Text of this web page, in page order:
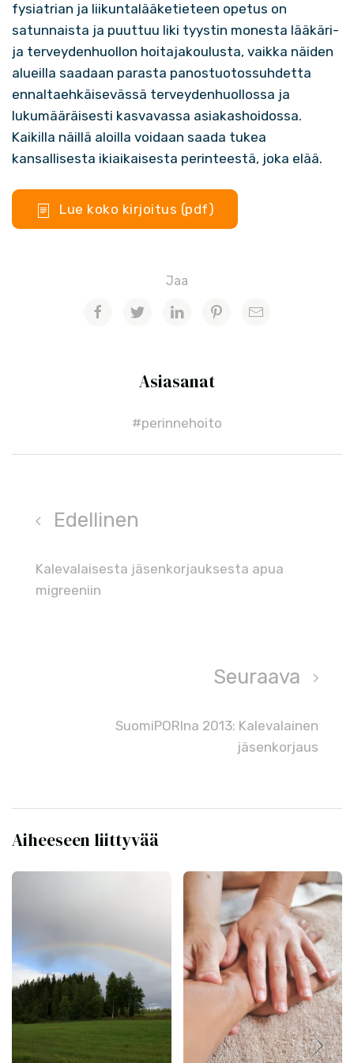
fysiatrian ja liikuntalääketieteen opetus on
satunnaista ja puuttuu liki tyystin monesta lääkäri-
ja terveydenhuollon hoitajakoulusta, vaikka näiden
alueilla saadaan parasta panostuotossuhdetta
ennaltaehkäisevässä terveydenhuollossa ja
lukumääräisesti kasvavassa asiakashoidossa.
Kaikilla näillä aloilla voidaan saada tukea
kansallisesta ikiaikaisesta perinteestä, joka elää.
Lue koko kirjoitus (pdf)
Jaa
Asiasanat
#perinnehoito
Edellinen
Kalevalaisesta jäsenkorjauksesta apua
migreeniin
Seuraava
SuomiPORIna 2013: Kalevalainen
jäsenkorjaus
Aiheeseen liittyvää